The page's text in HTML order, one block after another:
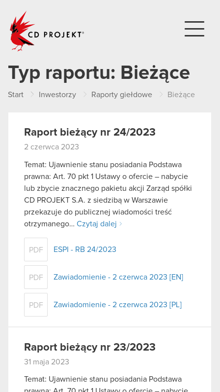
Typ raportu: Bieżące
Start Inwestorzy Raporty giełdowe Bieżące
Raport bieżący nr 24/2023
2 czerwca 2023
Temat: Ujawnienie stanu posiadania Podstawa
prawna: Art. 70 pkt 1 Ustawy o ofercie – nabycie
lub zbycie znacznego pakietu akcji Zarząd spółki
CD PROJEKT S.A. z siedzibą w Warszawie
przekazuje do publicznej wiadomości treść
otrzymanego… Czytaj dalej
PDF ESPI - RB 24/2023
PDF Zawiadomienie - 2 czerwca 2023 [EN]
PDF Zawiadomienie - 2 czerwca 2023 [PL]
Raport bieżący nr 23/2023
31 maja 2023
Temat: Ujawnienie stanu posiadania Podstawa